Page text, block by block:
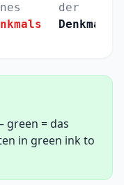
der
Denkmaler
green = das
in green ink to